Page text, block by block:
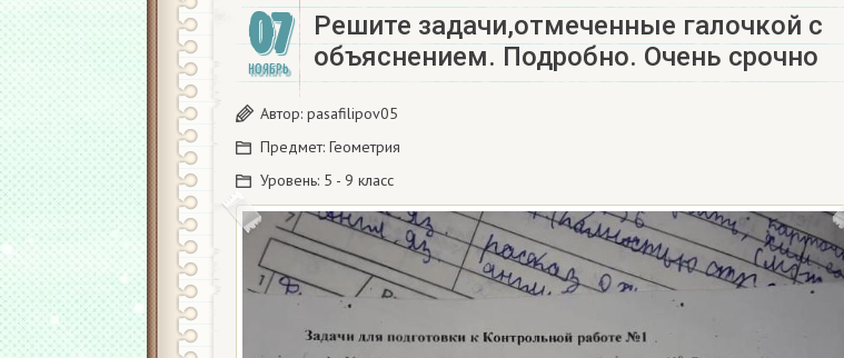
07
НОЯБРЬ
Решите задачи,отмеченные галочкой с
объяснением. Подробно. Очень срочно
Автор: pasafilipov05
Предмет: Геометрия
Уровень: 5 - 9 класс